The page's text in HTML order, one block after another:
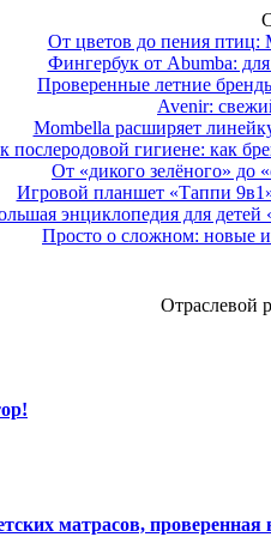
От цветов до пения птиц:
Фингербук от Abumba:
Проверенные летние
Avenir:
Mombella расширяет
гигиене: как
От «дикого зелёного» до
Игровой планшет «Таппи
энциклопедия для
Просто о сложном: новые
Отраслевой
матрасов, проверенная